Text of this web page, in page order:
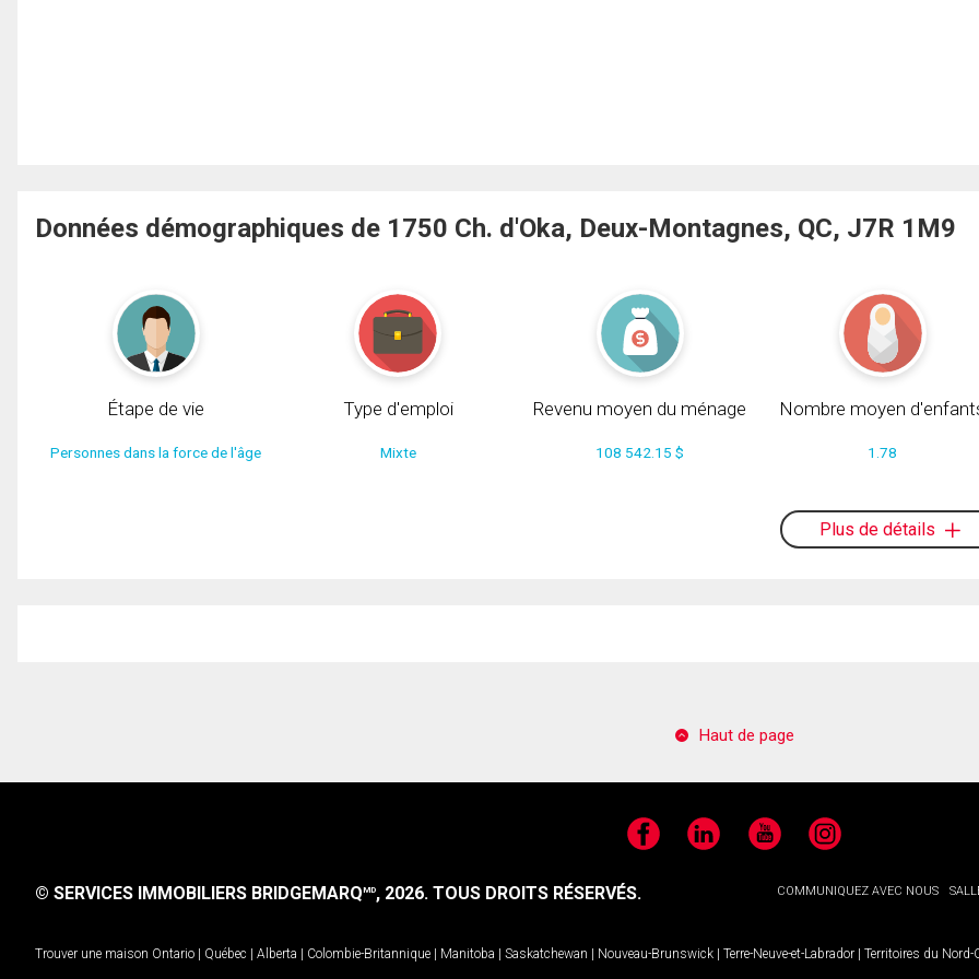
Données démographiques de 1750 Ch. d'Oka, Deux-Montagnes, QC, J7R 1M9
Étape de vie
Personnes dans la force de l'âge
Type d'emploi
Mixte
Revenu moyen du ménage
108 542.15 $
Nombre moyen
1.78
Plus de détails
Haut de page
FacebookLinkedIn YouTubeInstagram
COMMUNIQUEZ AVEC NOUS
© SERVICES IMMOBILIERS BRIDGEMARQMD, 2026. TOUS DROITS RÉSERVÉS.
Trouver une maison Ontario Québec Alberta Colombie-Britannique Manitoba Saskatchewan Nouveau-Brunswick Terre-Neuve-et-Labrador Territoires du Nord-